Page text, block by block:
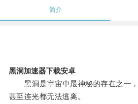
简介
黑洞加速器下载安卓
黑洞是宇宙中最神秘的存在之一，
甚至连光都无法逃离。